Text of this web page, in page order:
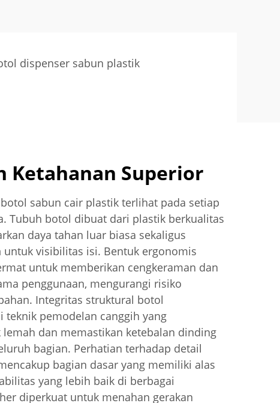
dispenser sabun plastik
Ketahanan Superior
sabun cair plastik terlihat pada setiap
Tubuh botol dibuat dari plastik berkualitas
daya tahan luar biasa sekaligus
untuk visibilitas isi. Bentuk ergonomis
untuk memberikan cengkeraman dan
penggunaan, mengurangi risiko
Integritas struktural botol
teknik pemodelan canggih yang
dan memastikan ketebalan dinding
bagian. Perhatian terhadap detail
bagian dasar yang memiliki alas
yang lebih baik di berbagai
diperkuat untuk menahan gerakan